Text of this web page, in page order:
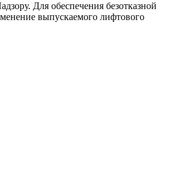
Для обеспечения безотказной
выпускаемого лифтового